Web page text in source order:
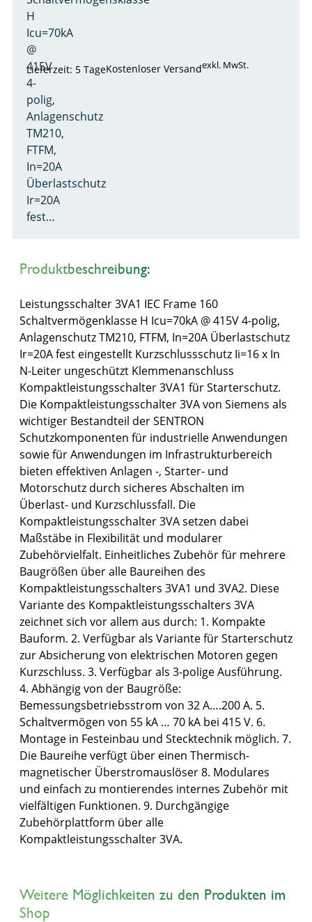
H
Icu=70kA
@
415V
4-
polig,
Anlagenschutz
TM210,
FTFM,
In=20A
Überlastschutz
Ir=20A
fest…
Lieferzeit: 5 TageKostenloser Versandexkl. MwSt.
Produktbeschreibung:
Leistungsschalter 3VA1 IEC Frame 160
Schaltvermögenklasse H Icu=70kA @ 415V 4-polig,
Anlagenschutz TM210, FTFM, In=20A Überlastschutz
Ir=20A fest eingestellt Kurzschlussschutz Ii=16 x In
N-Leiter ungeschützt Klemmenanschluss
Kompaktleistungsschalter 3VA1 für Starterschutz.
Die Kompaktleistungsschalter 3VA von Siemens als
wichtiger Bestandteil der SENTRON
Schutzkomponenten für industrielle Anwendungen
sowie für Anwendungen im Infrastrukturbereich
bieten effektiven Anlagen -, Starter- und
Motorschutz durch sicheres Abschalten im
Überlast- und Kurzschlussfall. Die
Kompaktleistungsschalter 3VA setzen dabei
Maßstäbe in Flexibilität und modularer
Zubehörvielfalt. Einheitliches Zubehör für mehrere
Baugrößen über alle Baureihen des
Kompaktleistungsschalters 3VA1 und 3VA2. Diese
Variante des Kompaktleistungsschalters 3VA
zeichnet sich vor allem aus durch: 1. Kompakte
Bauform. 2. Verfügbar als Variante für Starterschutz
zur Absicherung von elektrischen Motoren gegen
Kurzschluss. 3. Verfügbar als 3-polige Ausführung.
4. Abhängig von der Baugröße:
Bemessungsbetriebsstrom von 32 A….200 A. 5.
Schaltvermögen von 55 kA … 70 kA bei 415 V. 6.
Montage in Festeinbau und Stecktechnik möglich. 7.
Die Baureihe verfügt über einen Thermisch-
magnetischer Überstromauslöser 8. Modulares
und einfach zu montierendes internes Zubehör mit
vielfältigen Funktionen. 9. Durchgängige
Zubehörplattform über alle
Kompaktleistungsschalter 3VA.
Weitere Möglichkeiten zu den Produkten im
Shop